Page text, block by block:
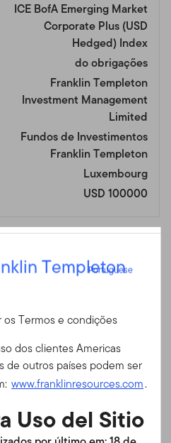
ICE BofA Emerging Market
Corporate Plus (USD
Hedged) Index
do obrigações
Franklin Templeton
Investment Management
Limited
Fundos de Investimentos
Franklin Templeton
Luxembourg
USD 100000
L40598564
LU2159801971
Templeton
Portuguese
os Termos e condições
dos clientes Americas
de outros países podem ser
www.franklinresources.com.
Uso del Sitio